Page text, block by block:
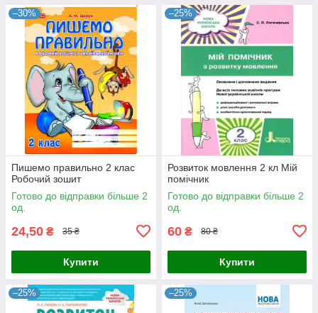
–30%
Пишемо правильно 2 клас
Робочий зошит
Готово до відправки більше 2
од.
24,50 ₴ 35 ₴
Купити
–25%
Розвиток мовлення 2 кл Мій
помічник
Готово до відправки більше 2
од.
60 ₴ 80 ₴
Купити
–25% –25%